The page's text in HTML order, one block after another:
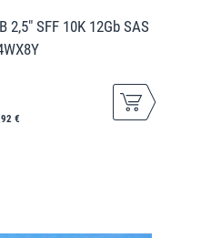
2,5" SFF 10K 12Gb SAS
€